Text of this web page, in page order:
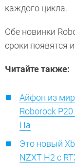
каждого цикла.
Обе новинки
сроки появятся
Читайте также:
Айфон из
Roborock
Па
Это новый
NZXT H2 с